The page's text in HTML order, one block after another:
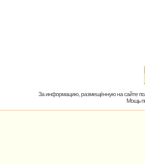
За информацию, размещённую на сайте
Мощь